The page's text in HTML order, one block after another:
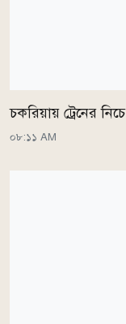
চকরিয়ায় ট্রেনের
০৮:১১ AM